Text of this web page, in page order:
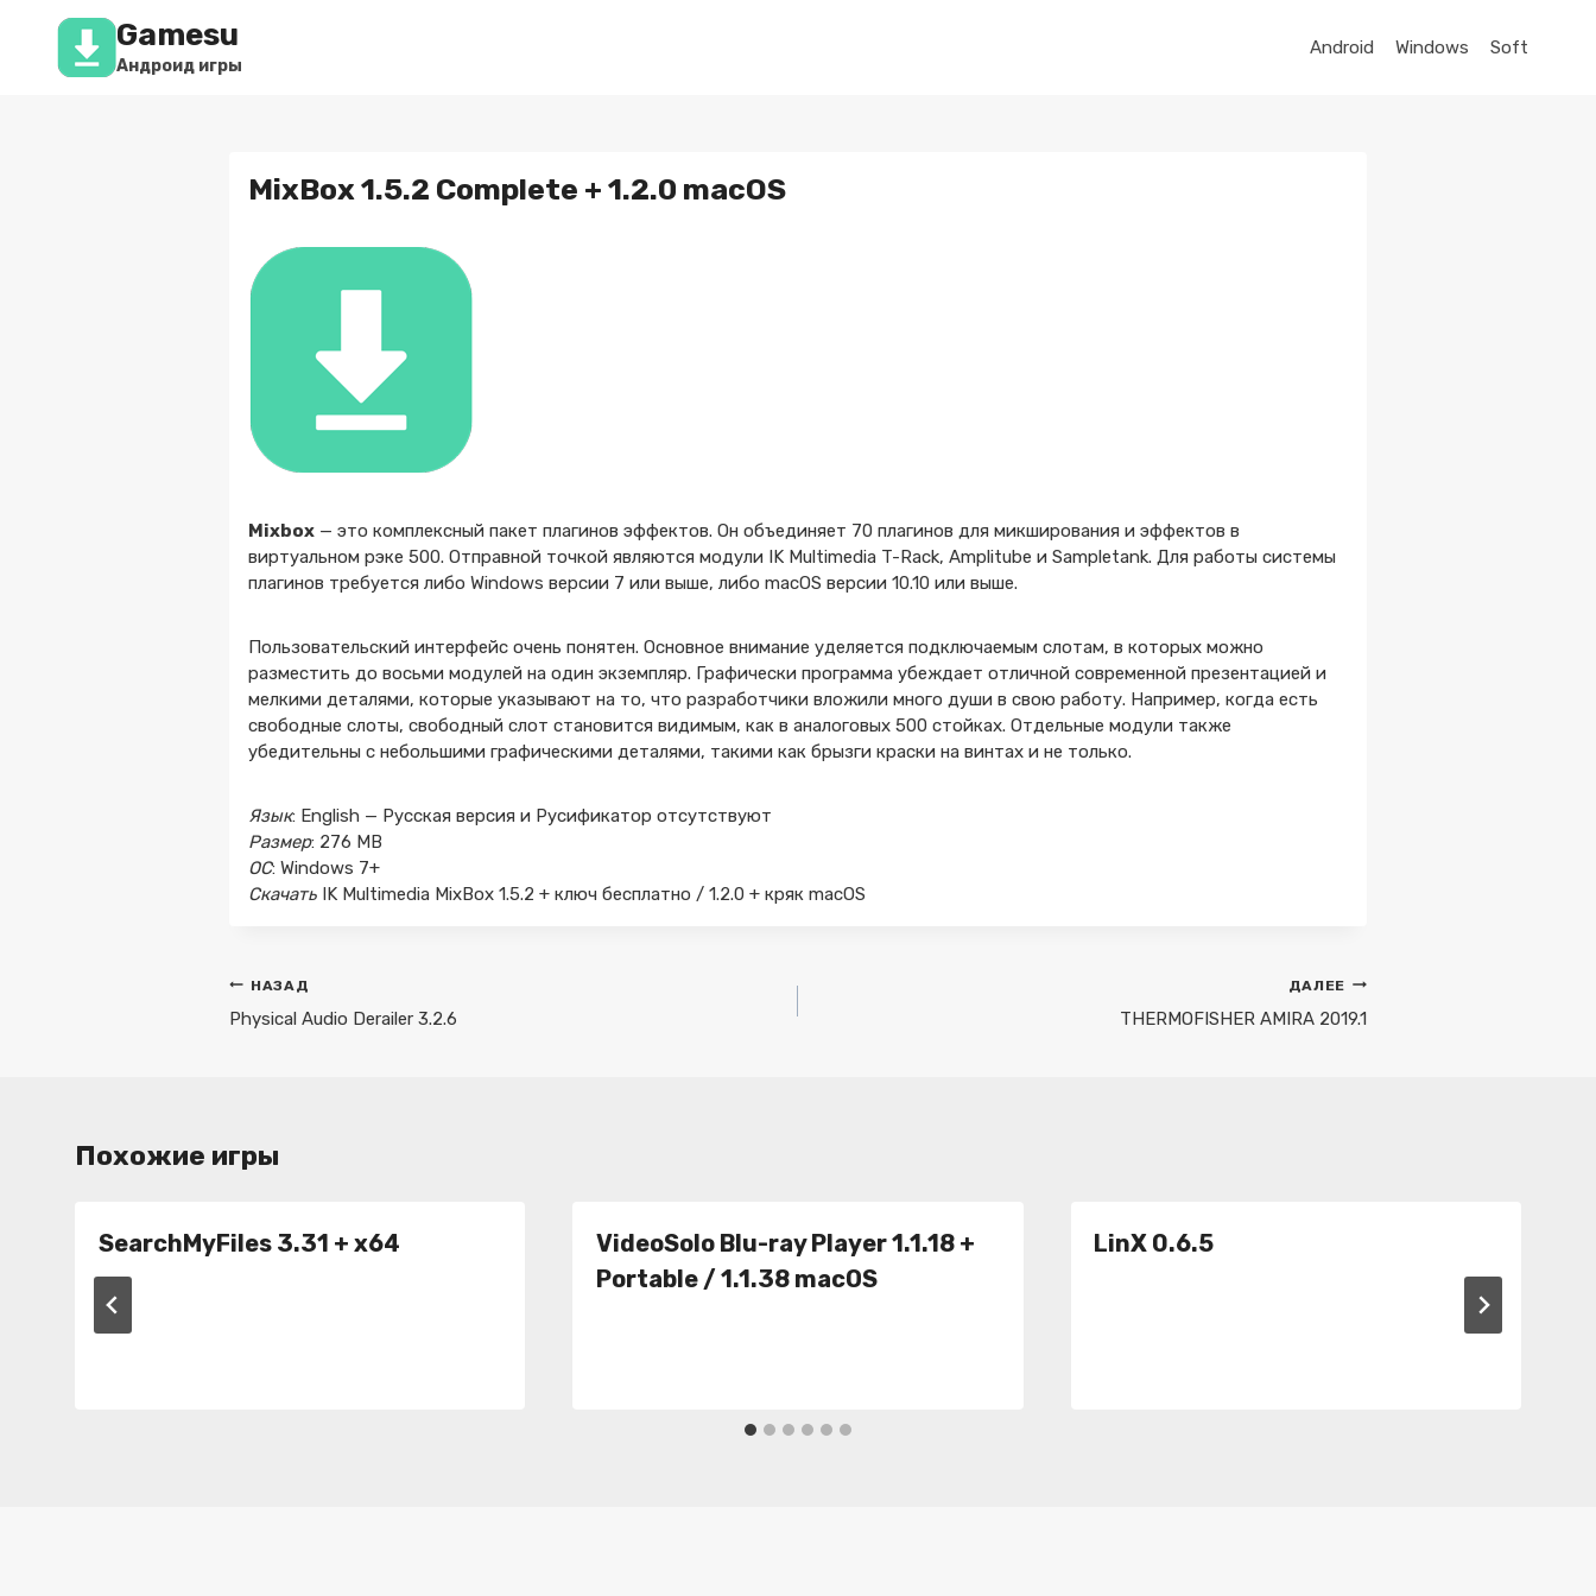
Перейти
содержимому
Gamesu
Андроид игры
Android Windows Soft
MixBox 1.5.2 Complete + 1.2.0 macOS
Mixbox — это комплексный пакет плагинов эффектов. Он объединяет 70 плагинов для микширования и эффектов в
виртуальном рэке 500. Отправной точкой являются модули IK Multimedia T-Rack, Amplitube и Sampletank. Для работы системы
плагинов требуется либо Windows версии 7 или выше, либо macOS версии 10.10 или выше.
Пользовательский интерфейс очень понятен. Основное внимание уделяется подключаемым слотам, в которых можно
разместить до восьми модулей на один экземпляр. Графически программа убеждает отличной современной презентацией и
мелкими деталями, которые указывают на то, что разработчики вложили много души в свою работу. Например, когда есть
свободные слоты, свободный слот становится видимым, как в аналоговых 500 стойках. Отдельные модули также
убедительны с небольшими графическими деталями, такими как брызги краски на винтах и не только.
Язык: English — Русская версия и Русификатор отсутствуют
Размер: 276 MB
ОС: Windows 7+
Скачать IK Multimedia MixBox 1.5.2 + ключ бесплатно / 1.2.0 + кряк macOS
Навигация
по
НАЗАД
Physical Audio Derailer 3.2.6
ДАЛЕЕ
THERMOFISHER AMIRA 2019.1
Похожие игры
SearchMyFiles 3.31 + x64
VideoSolo Blu-ray Player 1.1.18 +
Portable / 1.1.38 macOS
LinX 0.6.5